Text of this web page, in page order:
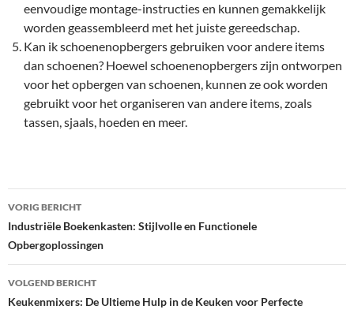
eenvoudige montage-instructies en kunnen gemakkelijk
worden geassembleerd met het juiste gereedschap.
Kan ik schoenenopbergers gebruiken voor andere items
dan schoenen? Hoewel schoenenopbergers zijn ontworpen
voor het opbergen van schoenen, kunnen ze ook worden
gebruikt voor het organiseren van andere items, zoals
tassen, sjaals, hoeden en meer.
Bericht
navigatie
VORIG BERICHT
Industriële Boekenkasten: Stijlvolle en Functionele
Opbergoplossingen
VOLGEND BERICHT
Keukenmixers: De Ultieme Hulp in de Keuken voor Perfecte